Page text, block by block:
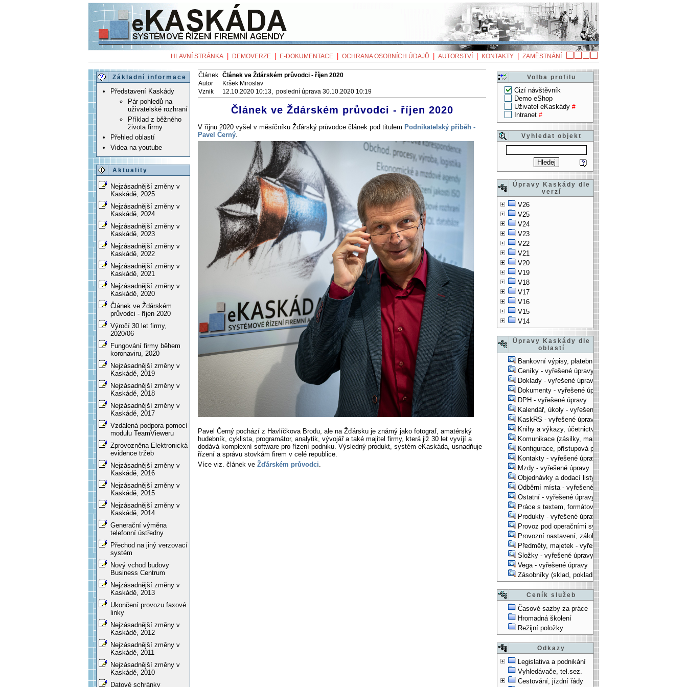
HLAVNÍ STRÁNKA DEMOVERZE E-DOKUMENTACE OCHRANA OSOBNÍCH ÚDAJŮ AUTORSTVÍ KONTAKTY ZAMĚSTNÁNÍ
Základní informace
Představení Kaskády
Pár pohledů na
uživatelské rozhraní
Příklad z běžného
života firmy
Přehled oblastí
Videa na youtube
Aktuality
Nejzásadnější změny v
Kaskádě, 2025
Nejzásadnější změny v
Kaskádě, 2024
Nejzásadnější změny v
Kaskádě, 2023
Nejzásadnější změny v
Kaskádě, 2022
Nejzásadnější změny v
Kaskádě, 2021
Nejzásadnější změny v
Kaskádě, 2020
Článek ve Ždárském
průvodci - říjen 2020
Výročí 30 let firmy,
2020/06
Fungování firmy během
koronaviru, 2020
Nejzásadnější změny v
Kaskádě, 2019
Nejzásadnější změny v
Kaskádě, 2018
Nejzásadnější změny v
Kaskádě, 2017
Vzdálená podpora pomocí
modulu TeamVieweru
Zprovozněna Elektronická
evidence tržeb
Nejzásadnější změny v
Kaskádě, 2016
Nejzásadnější změny v
Kaskádě, 2015
Nejzásadnější změny v
Kaskádě, 2014
Generační výměna
telefonní ústředny
Přechod na jiný verzovací
systém
Nový vchod budovy
Business Centrum
Nejzásadnější změny v
Kaskádě, 2013
Ukončení provozu faxové
linky
Nejzásadnější změny v
Kaskádě, 2012
Nejzásadnější změny v
Kaskádě, 2011
Nejzásadnější změny v
Kaskádě, 2010
Datové schránky
Volba profilu
Cizí návštěvník
Demo eShop
Uživatel eKaskády #
Intranet #
Vyhledat objekt
Úpravy Kaskády dle
verzí
V26
V25
V24
V23
V22
V21
V20
V19
V18
V17
V16
V15
V14
Úpravy Kaskády dle
oblastí
Bankovní výpisy, platební příkazy - vyřešené úpravy
Ceníky - vyřešené úpravy
Doklady - vyřešené úpravy
Dokumenty - vyřešené úpravy
DPH - vyřešené úpravy
Kalendář, úkoly - vyřešené úpravy
KaskRS - vyřešené úpravy
Knihy a výkazy, účetnictví - vyřešené úpravy
Komunikace (zásilky, mail-systém, ...) - vyřešené úpravy
Konfigurace, přístupová práva, ... - vyřešené úpravy
Kontakty - vyřešené úpravy
Mzdy - vyřešené úpravy
Objednávky a dodací listy - vyřešené úpravy
Odběrní místa - vyřešené úpravy
Ostatní - vyřešené úpravy
Práce s textem, formátování, ... - vyřešené úpravy
Produkty - vyřešené úpravy
Provoz pod operačními systémy, technologické věci -
Provozní nastavení, zálohování, instalace, ... -
Předměty, majetek - vyřešené úpravy
Složky - vyřešené úpravy
Vega - vyřešené úpravy
Zásobníky (sklad, pokladna, bank. účet) - vyřešené
Ceník služeb
Časové sazby za práce
Hromadná školení
Režijní položky
Odkazy
Legislativa a podnikání
Vyhledávače, tel.sez.
Cestování, jízdní řády
Článek Článek ve Ždárském průvodci - říjen 2020
Autor
Kršek Miroslav
Vznik
12.10.2020 10:13, poslední úprava 30.10.2020 10:19
Článek ve Ždárském průvodci - říjen 2020
V říjnu 2020 vyšel v měsíčníku Žďárský průvodce článek pod titulem Podnikatelský příběh -
Pavel Černý
Pavel Černý pochází z Havlíčkova Brodu, ale na Žďársku je známý jako fotograf, amatérský
hudebník, cyklista, programátor, analytik, vývojář a také majitel firmy, která již 30 let vyvíjí a
dodává komplexní software pro řízení podniku. Výsledný produkt, systém eKaskáda, usnadňuje
řízení a správu stovkám firem v celé republice.
Více viz. článek ve Žďárském průvodci